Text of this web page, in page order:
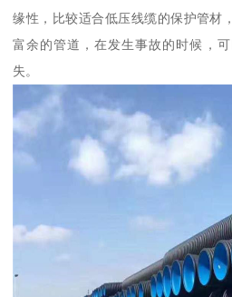
缘性，比较适合低压线缆的保护管材
富余的管道，在发生事故的时候，
失。